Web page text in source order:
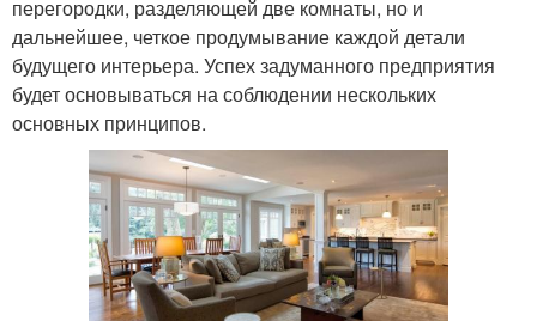
перегородки, разделяющей две комнаты, но и
дальнейшее, четкое продумывание каждой детали
будущего интерьера. Успех задуманного предприятия
будет основываться на соблюдении нескольких
основных принципов.